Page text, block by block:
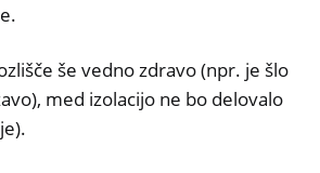
še vedno zdravo (npr. je šlo
med izolacijo ne bo delovalo